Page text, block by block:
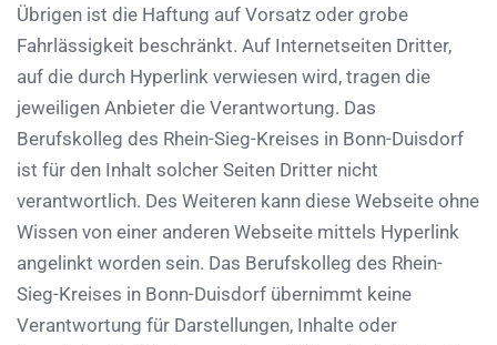
Übrigen ist die Haftung auf Vorsatz oder grobe
Fahrlässigkeit beschränkt. Auf Internetseiten Dritter,
auf die durch Hyperlink verwiesen wird, tragen die
jeweiligen Anbieter die Verantwortung. Das
Berufskolleg des Rhein-Sieg-Kreises in Bonn-Duisdorf
ist für den Inhalt solcher Seiten Dritter nicht
verantwortlich. Des Weiteren kann diese Webseite ohne
Wissen von einer anderen Webseite mittels Hyperlink
angelinkt worden sein. Das Berufskolleg des Rhein-
Sieg-Kreises in Bonn-Duisdorf übernimmt keine
Verantwortung für Darstellungen, Inhalte oder